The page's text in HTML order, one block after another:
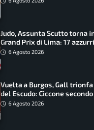
Judo, Assunta Scutto torna
Grand Prix di Lima: 17
6 Agosto 2026
Vuelta a Burgos, Gall
del Escudo: Ciccone
maglia di leader
6 Agosto 2026